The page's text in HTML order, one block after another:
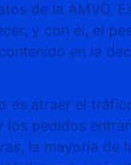
de la AMVO.
y con él, el
en la
es atraer el
los pedidos
la mayoría de